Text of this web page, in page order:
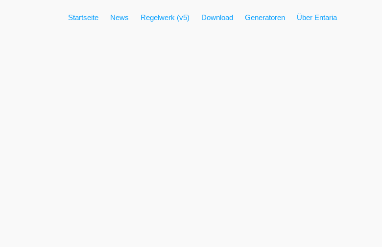
Startseite News Regelwerk (v5) Download Generatoren Über Entaria